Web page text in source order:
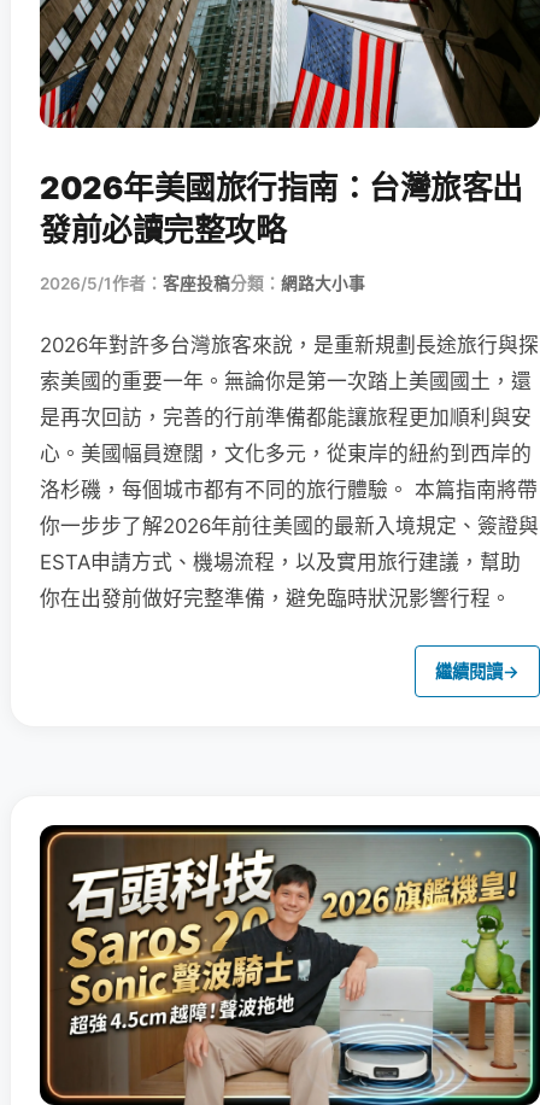
2026年美國旅行指南：台灣旅客出
發前必讀完整攻略
2026/5/1作者： 客座投稿分類： 網路大小事
2026年對許多台灣旅客來說，是重新規劃長途旅行與探
索美國的重要一年。無論你是第一次踏上美國國土，還
是再次回訪，完善的行前準備都能讓旅程更加順利與安
心。美國幅員遼闊，文化多元，從東岸的紐約到西岸的
洛杉磯，每個城市都有不同的旅行體驗。 本篇指南將帶
你一步步了解2026年前往美國的最新入境規定、簽證與
ESTA申請方式、機場流程，以及實用旅行建議，幫助
你在出發前做好完整準備，避免臨時狀況影響行程。
繼續閱讀→